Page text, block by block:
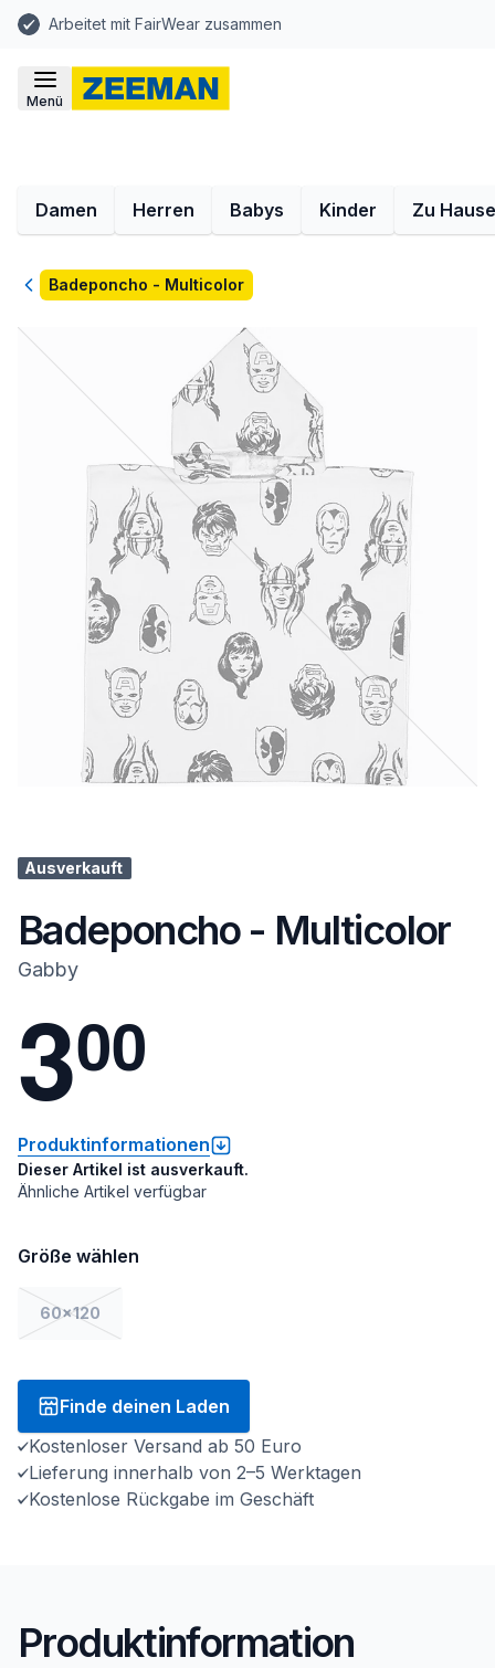
Arbeitet mit FairWear zusammen
Menü
Damen Herren Babys Kinder Zu Hause
ZurückBadeponcho - Multicolor
Ausverkauft
Badeponcho - Multicolor
Gabby
300
Produktinformationen
Dieser Artikel ist ausverkauft.
Ähnliche Artikel verfügbar
Größe wählen
60x120
Finde deinen Laden
Kostenloser Versand ab 50 Euro
Lieferung innerhalb von 2–5 Werktagen
Kostenlose Rückgabe im Geschäft
Produktinformation